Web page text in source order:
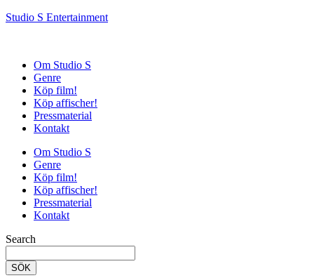
Studio S Entertainment
Om Studio S
Genre
Köp film!
Köp affischer!
Pressmaterial
Kontakt
Om Studio S
Genre
Köp film!
Köp affischer!
Pressmaterial
Kontakt
Search
SÖK